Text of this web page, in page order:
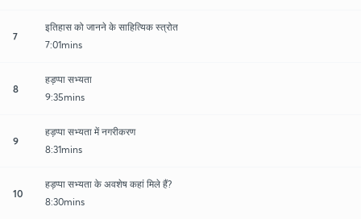
7
इतिहास को जानने के साहित्यिक स्त्रोत
7:01mins
8
हड़प्पा सभ्यता
9:35mins
9
हड़प्पा सभ्यता में नगरीकरण
8:31mins
10
हड़प्पा सभ्यता के अवशेष कहां मिले हैं?
8:30mins